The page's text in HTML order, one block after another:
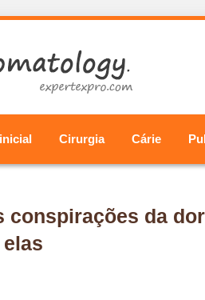
Cirurgia Cárie
conspirações da